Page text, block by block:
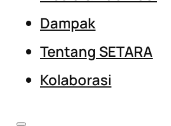
Dampak
Tentang SETARA
Kolaborasi